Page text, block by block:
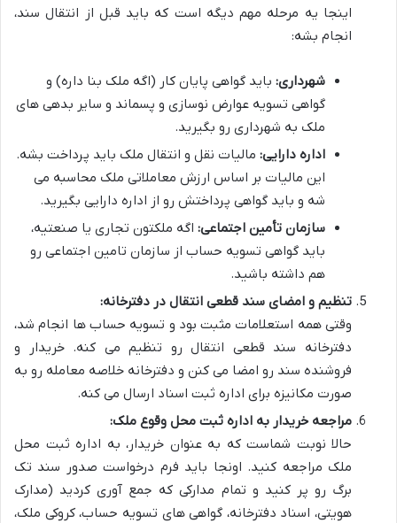
اینجا یه مرحله مهم دیگه است که باید قبل از انتقال سند،
انجام بشه:
شهرداری: باید گواهی پایان کار (اگه ملک بنا داره) و
گواهی تسویه عوارض نوسازی و پسماند و سایر بدهی های
ملک به شهرداری رو بگیرید.
اداره دارایی: مالیات نقل و انتقال ملک باید پرداخت بشه.
این مالیات بر اساس ارزش معاملاتی ملک محاسبه می
شه و باید گواهی پرداختش رو از اداره دارایی بگیرید.
سازمان تأمین اجتماعی: اگه ملکتون تجاری یا صنعتیه،
باید گواهی تسویه حساب از سازمان تامین اجتماعی رو
هم داشته باشید.
تنظیم و امضای سند قطعی انتقال در دفترخانه:
وقتی همه استعلامات مثبت بود و تسویه حساب ها انجام شد،
دفترخانه سند قطعی انتقال رو تنظیم می کنه. خریدار و
فروشنده سند رو امضا می کنن و دفترخانه خلاصه معامله رو به
صورت مکانیزه برای اداره ثبت اسناد ارسال می کنه.
مراجعه خریدار به اداره ثبت محل وقوع ملک:
حالا نوبت شماست که به عنوان خریدار، به اداره ثبت محل
ملک مراجعه کنید. اونجا باید فرم درخواست صدور سند تک
برگ رو پر کنید و تمام مدارکی که جمع آوری کردید (مدارک
هویتی، اسناد دفترخانه، گواهی های تسویه حساب، کروکی ملک،